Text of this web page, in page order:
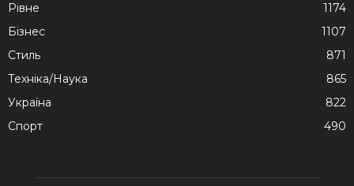
Рівне
1174
Бізнес
1107
Стиль
871
Техніка/Наука
865
Україна
822
Спорт
490